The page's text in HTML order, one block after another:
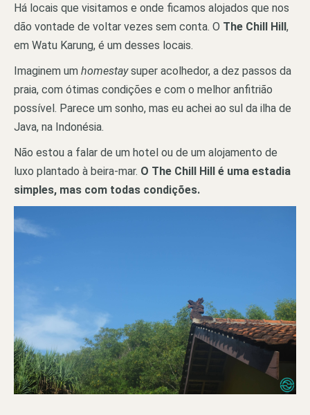
Há locais que visitamos e onde ficamos alojados que nos
dão vontade de voltar vezes sem conta. O The Chill Hill,
em Watu Karung, é um desses locais.
Imaginem um homestaysuper acolhedor, a dez passos da
praia, com ótimas condições e com o melhor anfitrião
possível. Parece um sonho, mas eu achei ao sul da ilha de
Java, na Indonésia.
Não estou a falar de um hotel ou de um alojamento de
luxo plantado à beira-mar. O The Chill Hill é uma estadia
simples, mas com todas condições.